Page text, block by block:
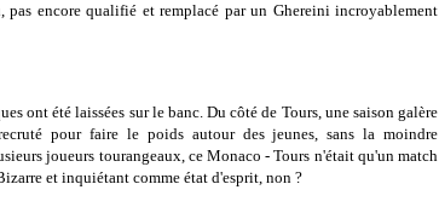
encore qualifié et remplacé par un Ghereini incroyablement
ont été laissées sur le banc. Du côté de Tours, une saison galère
pour faire le poids autour des jeunes, sans la moindre
joueurs tourangeaux, ce Monaco - Tours n'était qu'un match
et inquiétant comme état d'esprit, non ?